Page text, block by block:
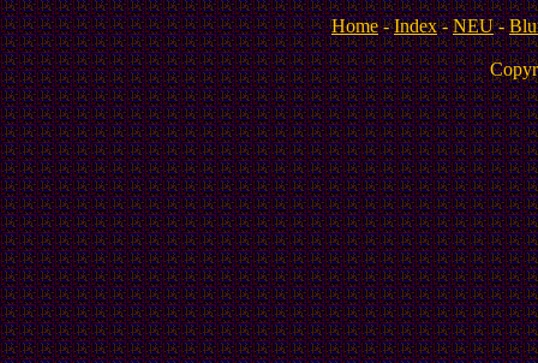
Home-Index-NEU-